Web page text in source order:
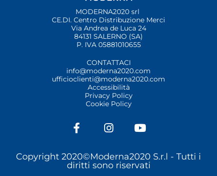
MODERNA2020 srl
CE.DI. Centro Distribuzione Merci
Via Andrea de Luca 24
84131 SALERNO (SA)
P. IVA 05881010655
CONTATTACI
info@moderna2020.com
ufficioclienti@moderna2020.com
Accessibilità
Privacy Policy
Cookie Policy
a
b
o
n
t
a
g
o
u
b
Copyright 2020©Moderna2020 S.r.l - Tutti i
diritti sono riservati